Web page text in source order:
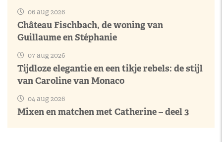
06 aug 2026
Château Fischbach, de woning van
Guillaume en Stéphanie
07 aug 2026
Tijdloze elegantie en een tikje rebels: de stijl
van Caroline van Monaco
04 aug 2026
Mixen en matchen met Catherine – deel 3